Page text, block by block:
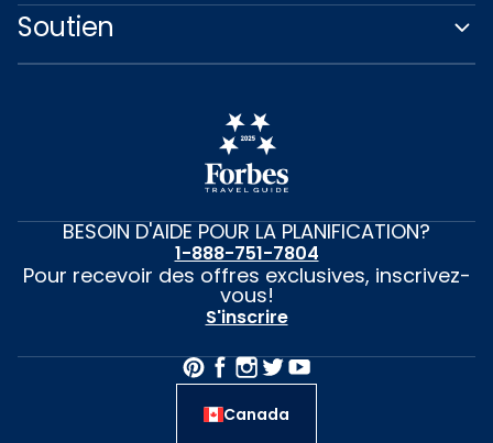
Soutien
BESOIN D'AIDE POUR LA PLANIFICATION?
1-888-751-7804
Pour recevoir des offres exclusives, inscrivez-
vous!
S'inscrire
Canada